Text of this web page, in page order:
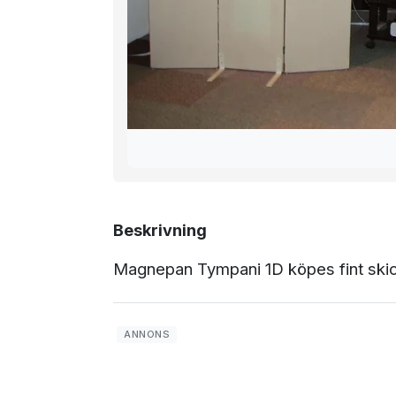
Beskrivning
Magnepan Tympani 1D köpes fint